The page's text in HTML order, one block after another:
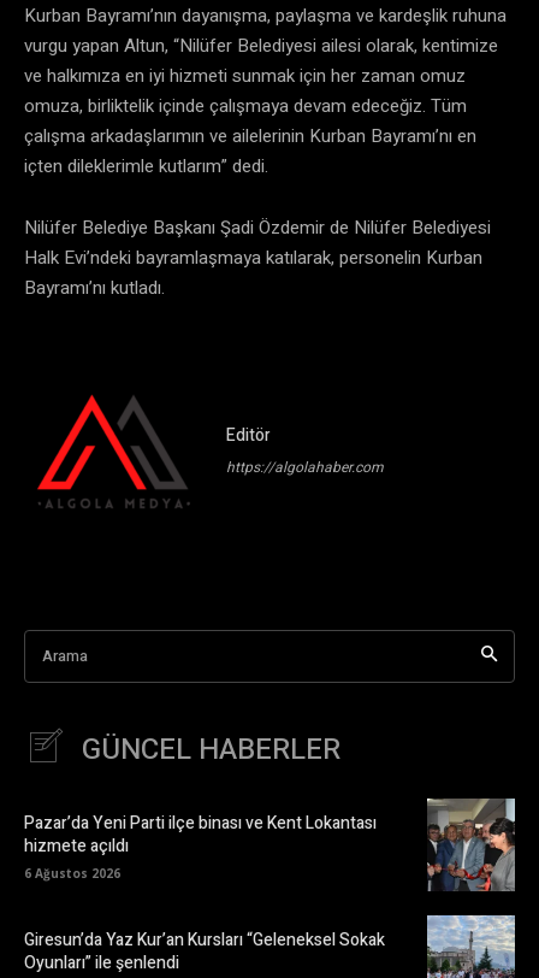
Kurban Bayramı’nın dayanışma, paylaşma ve kardeşlik ruhuna
vurgu yapan Altun, “Nilüfer Belediyesi ailesi olarak, kentimize
ve halkımıza en iyi hizmeti sunmak için her zaman omuz
omuza, birliktelik içinde çalışmaya devam edeceğiz. Tüm
çalışma arkadaşlarımın ve ailelerinin Kurban Bayramı’nı en
içten dileklerimle kutlarım” dedi.
Nilüfer Belediye Başkanı Şadi Özdemir de Nilüfer Belediyesi
Halk Evi’ndeki bayramlaşmaya katılarak, personelin Kurban
Bayramı’nı kutladı.
Editör
https://algolahaber.com
Arama
GÜNCEL HABERLER
Pazar’da Yeni Parti ilçe binası ve Kent Lokantası
hizmete açıldı
6 Ağustos 2026
Giresun’da Yaz Kur’an Kursları “Geleneksel Sokak
Oyunları” ile şenlendi